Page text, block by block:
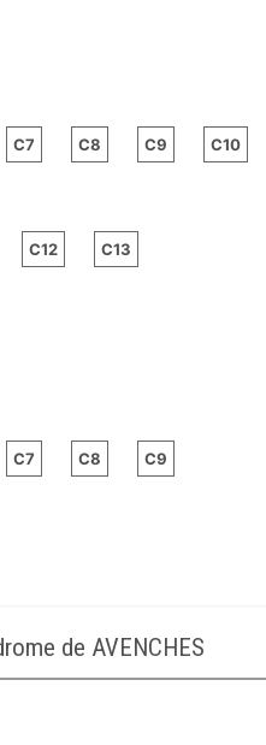
C7 C8 C9 C10
C12 C13
C7 C8 C9
de AVENCHES